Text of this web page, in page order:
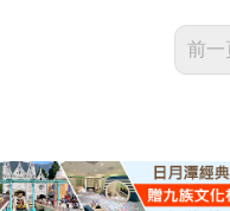
前一